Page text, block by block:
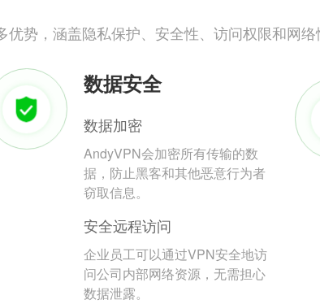
优势，涵盖隐私保护、安全性、访问权限和网
数据安全
数据加密
AndyVPN会加密所有传输的数
据，防止黑客和其他恶意行为者
窃取信息。
安全远程访问
企业员工可以通过VPN安全地访
问公司内部网络资源，无需担心
数据泄露。